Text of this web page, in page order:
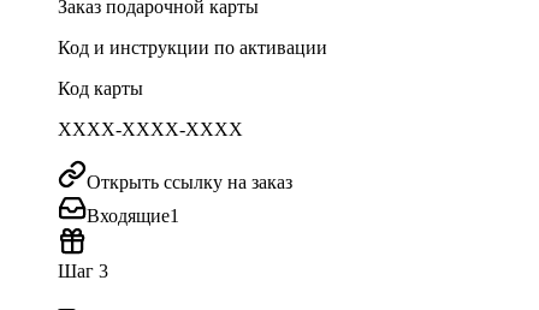
Заказ подарочной карты
Код и инструкции по активации
Код карты
XXXX-XXXX-XXXX
Открыть ссылку на заказ
Входящие1
Шаг 3